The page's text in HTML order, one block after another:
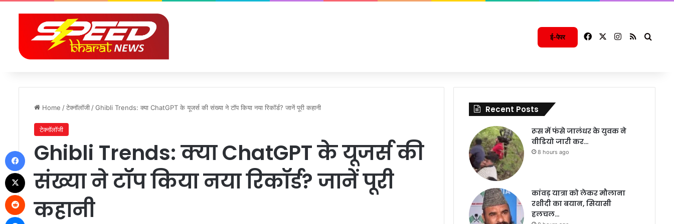
ई-पेपर FacebookInstagram
RSS
Home /टेक्नॉलॉजी /Ghibli Trends: क्या ChatGPT के यूजर्स की संख्या ने टॉप किया नया रिकॉर्ड? जानें पूरी कहानी
टेक्नॉलॉजी
Ghibli Trends: क्या ChatGPT के यूजर्स की
संख्या ने टॉप किया नया रिकॉर्ड? जानें पूरी
कहानी
Recent Posts
रूस में फंसे जालंधर के युवक ने
वीडियो जारी कर…
8 hours ago
कांवड़ यात्रा को लेकर मौलाना
रशीदी का बयान, सियासी
हलचल…
Facebook
Messenger